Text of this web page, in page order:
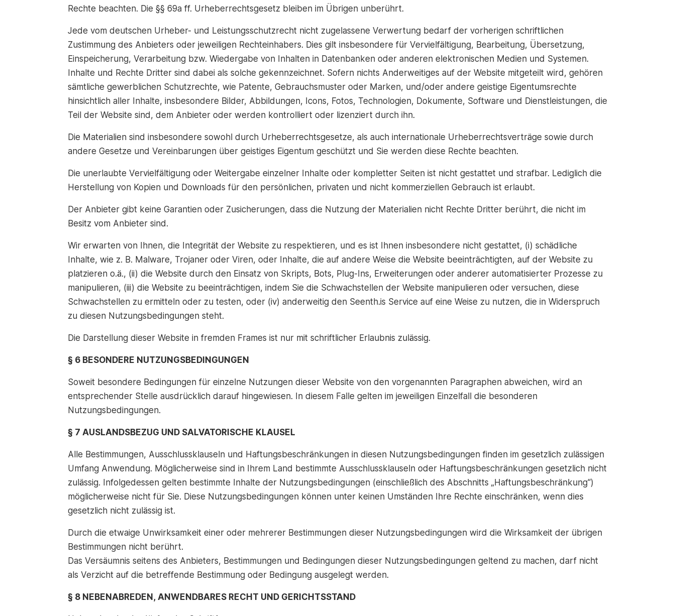
Rechte beachten. Die §§ 69a ff. Urheberrechtsgesetz bleiben im Übrigen unberührt.
Jede vom deutschen Urheber- und Leistungsschutzrecht nicht zugelassene Verwertung bedarf der vorherigen schriftlichen
Zustimmung des Anbieters oder jeweiligen Rechteinhabers. Dies gilt insbesondere für Vervielfältigung, Bearbeitung, Übersetzung,
Einspeicherung, Verarbeitung bzw. Wiedergabe von Inhalten in Datenbanken oder anderen elektronischen Medien und Systemen.
Inhalte und Rechte Dritter sind dabei als solche gekennzeichnet. Sofern nichts Anderweitiges auf der Website mitgeteilt wird, gehören
sämtliche gewerblichen Schutzrechte, wie Patente, Gebrauchsmuster oder Marken, und/oder andere geistige Eigentumsrechte
hinsichtlich aller Inhalte, insbesondere Bilder, Abbildungen, Icons, Fotos, Technologien, Dokumente, Software und Dienstleistungen, die
Teil der Website sind, dem Anbieter oder werden kontrolliert oder lizenziert durch ihn.
Die Materialien sind insbesondere sowohl durch Urheberrechtsgesetze, als auch internationale Urheberrechtsverträge sowie durch
andere Gesetze und Vereinbarungen über geistiges Eigentum geschützt und Sie werden diese Rechte beachten.
Die unerlaubte Vervielfältigung oder Weitergabe einzelner Inhalte oder kompletter Seiten ist nicht gestattet und strafbar. Lediglich die
Herstellung von Kopien und Downloads für den persönlichen, privaten und nicht kommerziellen Gebrauch ist erlaubt.
Der Anbieter gibt keine Garantien oder Zusicherungen, dass die Nutzung der Materialien nicht Rechte Dritter berührt, die nicht im
Besitz vom Anbieter sind.
Wir erwarten von Ihnen, die Integrität der Website zu respektieren, und es ist Ihnen insbesondere nicht gestattet, (i) schädliche
Inhalte, wie z. B. Malware, Trojaner oder Viren, oder Inhalte, die auf andere Weise die Website beeinträchtigten, auf der Website zu
platzieren o.ä., (ii) die Website durch den Einsatz von Skripts, Bots, Plug-Ins, Erweiterungen oder anderer automatisierter Prozesse zu
manipulieren, (iii) die Website zu beeinträchtigen, indem Sie die Schwachstellen der Website manipulieren oder versuchen, diese
Schwachstellen zu ermitteln oder zu testen, oder (iv) anderweitig den Seenth.is Service auf eine Weise zu nutzen, die in Widerspruch
zu diesen Nutzungsbedingungen steht.
Die Darstellung dieser Website in fremden Frames ist nur mit schriftlicher Erlaubnis zulässig.
§ 6 BESONDERE NUTZUNGSBEDINGUNGEN
Soweit besondere Bedingungen für einzelne Nutzungen dieser Website von den vorgenannten Paragraphen abweichen, wird an
entsprechender Stelle ausdrücklich darauf hingewiesen. In diesem Falle gelten im jeweiligen Einzelfall die besonderen
Nutzungsbedingungen.
§ 7 AUSLANDSBEZUG UND SALVATORISCHE KLAUSEL
Alle Bestimmungen, Ausschlussklauseln und Haftungsbeschränkungen in diesen Nutzungsbedingungen finden im gesetzlich zulässigen
Umfang Anwendung. Möglicherweise sind in Ihrem Land bestimmte Ausschlussklauseln oder Haftungsbeschränkungen gesetzlich nicht
zulässig. Infolgedessen gelten bestimmte Inhalte der Nutzungsbedingungen (einschließlich des Abschnitts „Haftungsbeschränkung“)
möglicherweise nicht für Sie. Diese Nutzungsbedingungen können unter keinen Umständen Ihre Rechte einschränken, wenn dies
gesetzlich nicht zulässig ist.
Durch die etwaige Unwirksamkeit einer oder mehrerer Bestimmungen dieser Nutzungsbedingungen wird die Wirksamkeit der übrigen
Bestimmungen nicht berührt.
Das Versäumnis seitens des Anbieters, Bestimmungen und Bedingungen dieser Nutzungsbedingungen geltend zu machen, darf nicht
als Verzicht auf die betreffende Bestimmung oder Bedingung ausgelegt werden.
§ 8 NEBENABREDEN, ANWENDBARES RECHT UND GERICHTSSTAND